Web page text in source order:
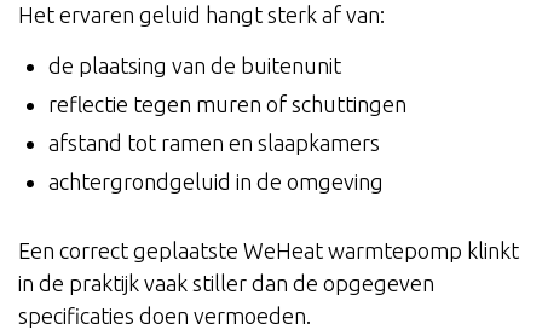
Het ervaren geluid hangt sterk af van:
de plaatsing van de buitenunit
reflectie tegen muren of schuttingen
afstand tot ramen en slaapkamers
achtergrondgeluid in de omgeving
Een correct geplaatste WeHeat warmtepomp klinkt
in de praktijk vaak stiller dan de opgegeven
specificaties doen vermoeden.